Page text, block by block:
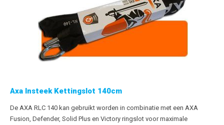
Axa Insteek Kettingslot 140cm
De AXA RLC 140 kan gebruikt worden in combinatie met een AXA
Fusion, Defender, Solid Plus en Victory ringslot voor maximale